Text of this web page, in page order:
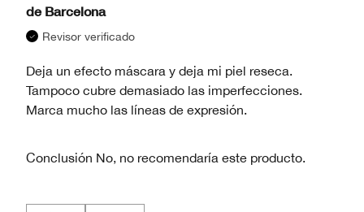
de Barcelona
Revisor verificado
Deja un efecto máscara y deja mi piel reseca.
Tampoco cubre demasiado las imperfecciones.
Marca mucho las líneas de expresión.
Conclusión No, no recomendaría este producto.